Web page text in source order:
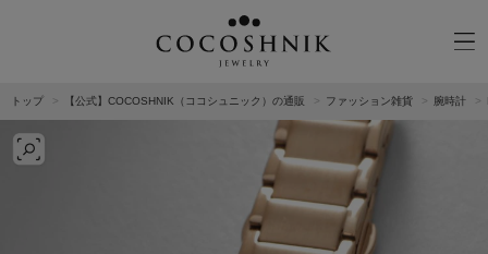
CATEGORY MATERIAL
K18GOLD
K10GOLD
PLATINUM
トップ 【公式】COCOSHNIK（ココシュニック）の通販 ファッション雑貨 腕時計